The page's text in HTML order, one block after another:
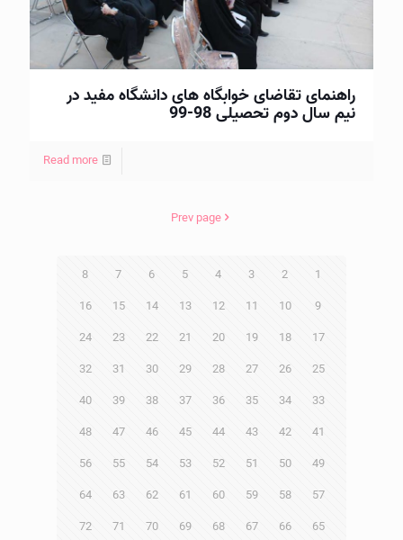
راهنمای تقاضای خوابگاه های دانشگاه مفید در
نیم سال دوم تحصیلی 98-99
Read more
Prev page
1
2
3
4
5
6
7
8
9
10
11
12
13
14
15
16
17
18
19
20
21
22
23
24
25
26
27
28
29
30
31
32
33
34
35
36
37
38
39
40
41
42
43
44
45
46
47
48
49
50
51
52
53
54
55
56
57
58
59
60
61
62
63
64
65
66
67
68
69
70
71
72